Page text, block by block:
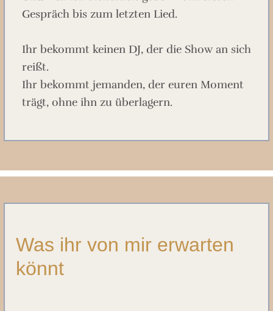
Gespräch bis zum letzten Lied.
Ihr bekommt keinen DJ, der die Show an sich
reißt.
Ihr bekommt jemanden, der euren Moment
trägt, ohne ihn zu überlagern.
Was ihr von mir erwarten
könnt